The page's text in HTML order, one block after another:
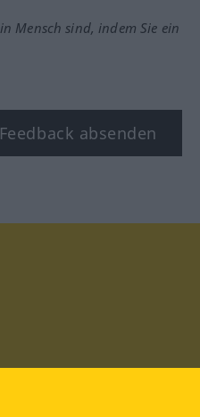
Mensch sind, indem Sie ein
Feedback absenden